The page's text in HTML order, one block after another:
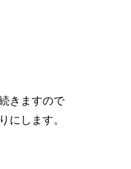
きますので
にします。